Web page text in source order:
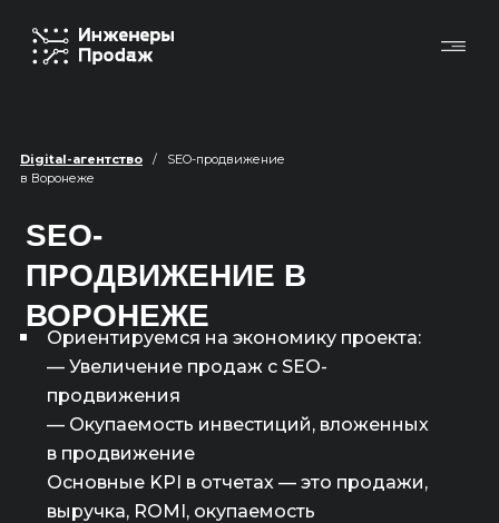
SEO-
ПРОДВИЖЕНИЕ В
ВОРОНЕЖЕ
Ориентируемся на экономику проекта:
— Увеличение продаж с SEO-
продвижения
— Окупаемость инвестиций, вложенных
в продвижение
Основные KPI в отчетах — это продажи,
выручка, ROMI, окупаемость
Digital-агентство / SEO-продвижение
в Воронеже